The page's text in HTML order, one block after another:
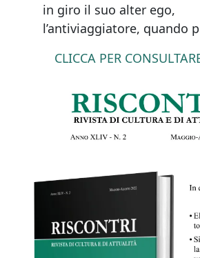
in giro il suo alter ego,
l’antiviaggiatore, quando
CLICCA PER